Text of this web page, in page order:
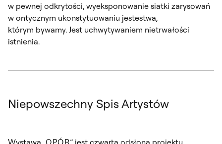
w pewnej odkrytości, wyeksponowanie siatki zarysowań
w ontycznym ukonstytuowaniu jestestwa,
którym bywamy. Jest uchwytywaniem nietrwałości
istnienia.
Niepowszechny Spis Artystów
Wystawa „O.P.Ó.R.” jest czwartą odsłoną projektu